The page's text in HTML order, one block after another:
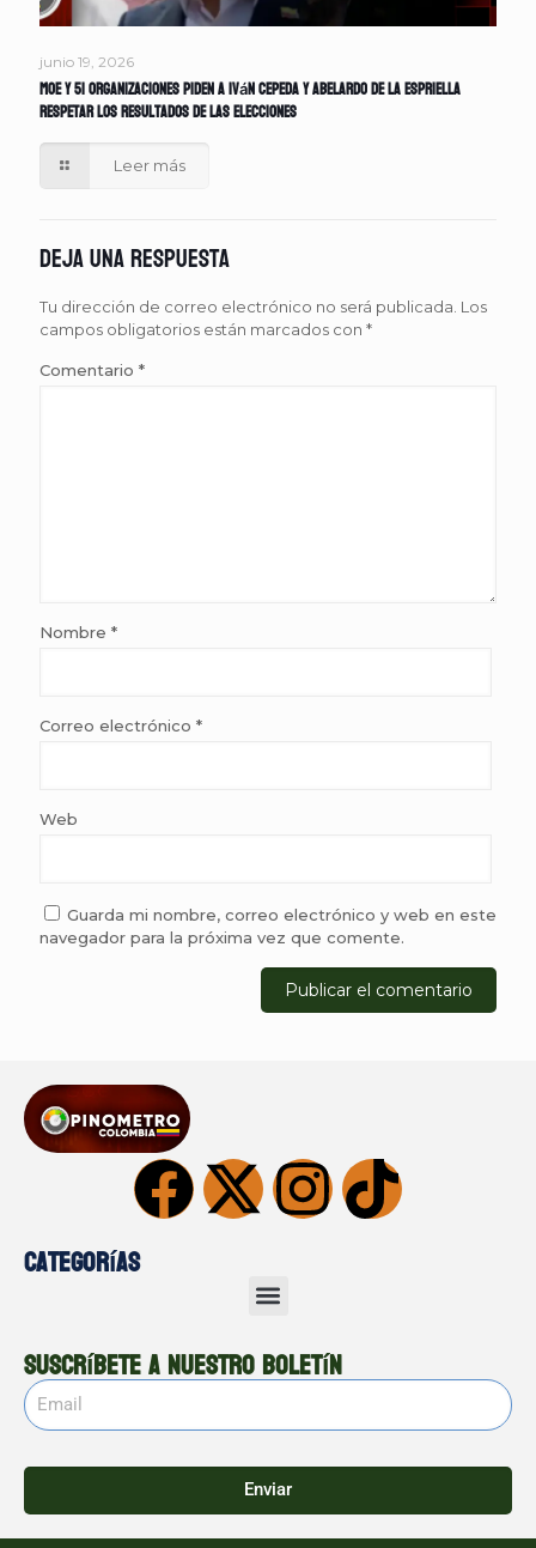
junio 19, 2026
MOE y 51 organizaciones piden a Iván Cepeda y Abelardo de la Espriella
respetar los resultados de las elecciones
Leer más
Deja una respuesta
Tu dirección de correo electrónico no será publicada. Los
campos obligatorios están marcados con *
Comentario *
Nombre *
Correo electrónico *
Web
Guarda mi nombre, correo electrónico y web en este
navegador para la próxima vez que comente.
Categorías
Suscríbete a nuestro boletín
Enviar